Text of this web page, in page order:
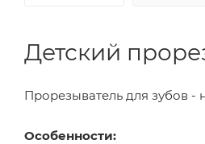
Детский
Прорезыватель для зубов
Особенности: